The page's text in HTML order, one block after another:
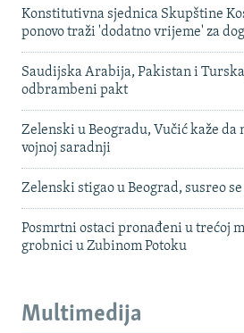
Konstitutivna sjednica Skupštine
ponovo traži 'dodatno vrijeme' za
Saudijska Arabija, Pakistan i
odbrambeni pakt
Zelenski u Beogradu, Vučić kaže da
vojnoj saradnji
Zelenski stigao u Beograd, susreo
Posmrtni ostaci pronađeni u trećoj
grobnici u Zubinom Potoku
Multimedija